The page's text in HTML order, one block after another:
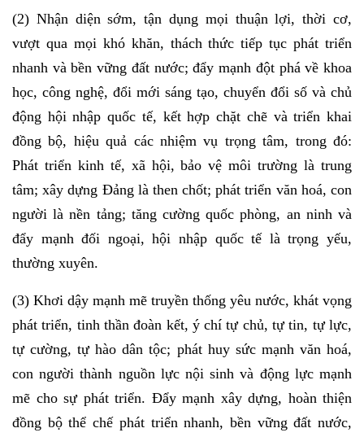
(2) Nhận diện sớm, tận dụng mọi thuận lợi, thời cơ,
vượt qua mọi khó khăn, thách thức tiếp tục phát triển
nhanh và bền vững đất nước; đẩy mạnh đột phá về khoa
học, công nghệ, đổi mới sáng tạo, chuyển đổi số và chủ
động hội nhập quốc tế, kết hợp chặt chẽ và triển khai
đồng bộ, hiệu quả các nhiệm vụ trọng tâm, trong đó:
Phát triển kinh tế, xã hội, bảo vệ môi trường là trung
tâm; xây dựng Đảng là then chốt; phát triển văn hoá, con
người là nền tảng; tăng cường quốc phòng, an ninh và
đẩy mạnh đối ngoại, hội nhập quốc tế là trọng yếu,
thường xuyên.
(3) Khơi dậy mạnh mẽ truyền thống yêu nước, khát vọng
phát triển, tinh thần đoàn kết, ý chí tự chủ, tự tin, tự lực,
tự cường, tự hào dân tộc; phát huy sức mạnh văn hoá,
con người thành nguồn lực nội sinh và động lực mạnh
mẽ cho sự phát triển. Đẩy mạnh xây dựng, hoàn thiện
đồng bộ thể chế phát triển nhanh, bền vững đất nước,